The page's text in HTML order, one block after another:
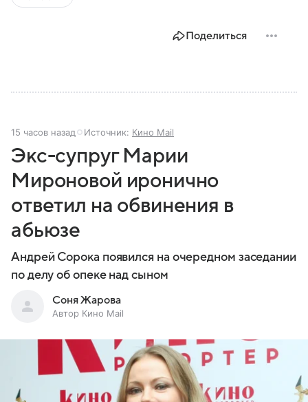
Поделиться
15 часов назад Источник: Кино Mail
Экс-супруг Марии
Мироновой иронично
ответил на обвинения в
абьюзе
Андрей Сорока появился на очередном заседании
по делу об опеке над сыном
Соня Жарова
Автор Кино Mail